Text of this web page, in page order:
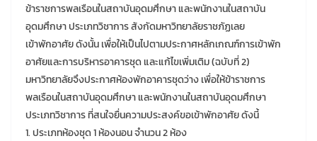
ข้าราชการพลเรือนในสถาบันอุดมศึกษา และพนักงานในสถาบัน
อุดมศึกษา ประเภทวิชาการ สังกัดมหาวิทยาลัยราชภัฏเลย
เข้าพักอาศัย ดังนั้น เพื่อให้เป็นไปตามประกาศหลักเกณฑ์การเข้าพัก
อาศัยและการบริหารอาคารชุด และแก้ไขเพิ่มเติม (ฉบับที่ 2)
มหาวิทยาลัยจึงประกาศห้องพักอาคารชุดว่าง เพื่อให้ข้าราชการ
พลเรือนในสถาบันอุดมศึกษา และพนักงานในสถาบันอุดมศึกษา
ประเภทวิชาการ ที่สนใจยื่นความประสงค์ขอเข้าพักอาศัย ดังนี้
1. ประเภทห้องชุด 1 ห้องนอน จำนวน 2 ห้อง